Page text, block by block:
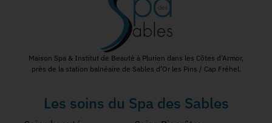
Maison Spa & Institut de Beauté à Plurien dans les Côtes d’Armor,
près de la station balnéaire de Sables d’Or les Pins / Cap Fréhel.
Les soins du Spa des Sables